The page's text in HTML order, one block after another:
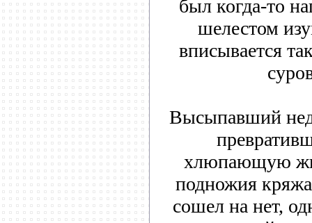
был когда-то
шелестом
вписывается
Высыпавший
хлюпающую
подножия
сошел на нет,